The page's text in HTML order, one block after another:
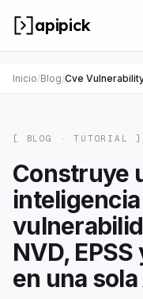
apipick
Inicio/Blog/Cve
[ BLOG ·TUTORIAL ]
Construye
inteligencia
NVD, EPSS
en una sola